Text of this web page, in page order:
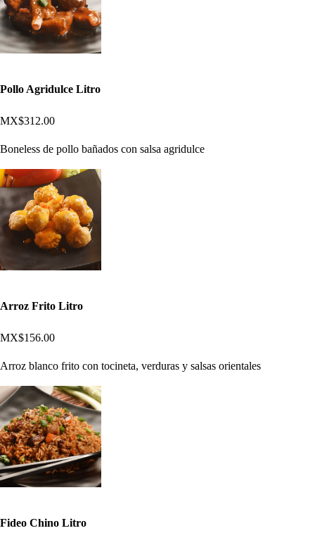
Pollo Agridulce Litro
MX$312.00
Boneless de pollo bañados con salsa agridulce
Arroz Frito Litro
MX$156.00
Arroz blanco frito con tocineta, verduras y salsas orientales
Fideo Chino Litro